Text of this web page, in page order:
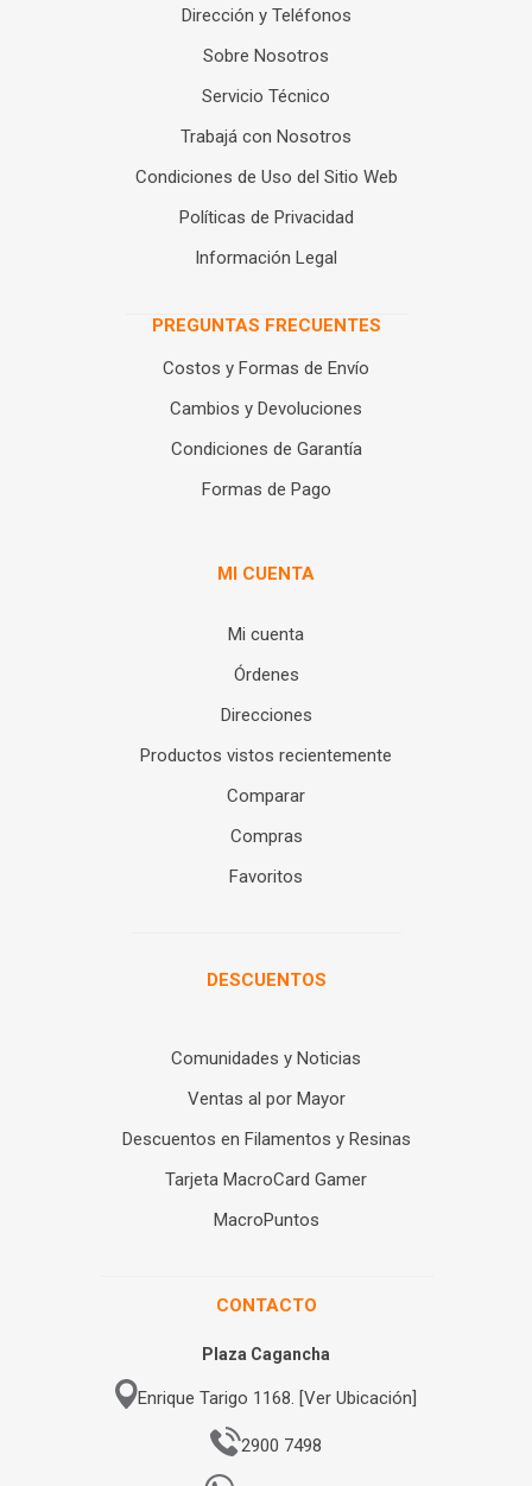
Dirección y Teléfonos
Sobre Nosotros
Servicio Técnico
Trabajá con Nosotros
Condiciones de Uso del Sitio Web
Políticas de Privacidad
Información Legal
PREGUNTAS FRECUENTES
Costos y Formas de Envío
Cambios y Devoluciones
Condiciones de Garantía
Formas de Pago
MI CUENTA
Mi cuenta
Órdenes
Direcciones
Productos vistos recientemente
Comparar
Compras
Favoritos
DESCUENTOS
Comunidades y Noticias
Ventas al por Mayor
Descuentos en Filamentos y Resinas
Tarjeta MacroCard Gamer
MacroPuntos
CONTACTO
Plaza Cagancha
Enrique Tarigo 1168. [Ver Ubicación]
2900 7498